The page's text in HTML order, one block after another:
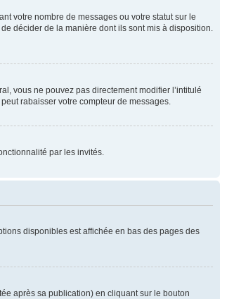
votre nombre de messages ou votre statut sur le
décider de la manière dont ils sont mis à disposition.
vous ne pouvez pas directement modifier l’intitulé
rabaisser votre compteur de messages.
par les invités.
disponibles est affichée en bas des pages des
après sa publication) en cliquant sur le bouton